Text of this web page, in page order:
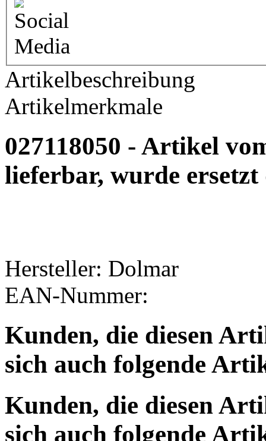
Artikelbeschreibung
Artikelmerkmale
027118050 - Artikel
lieferbar, wurde ersetzt
Hersteller: Dolmar
EAN-Nummer:
Kunden, die diesen
sich auch folgende
Kunden, die diesen
sich auch folgende